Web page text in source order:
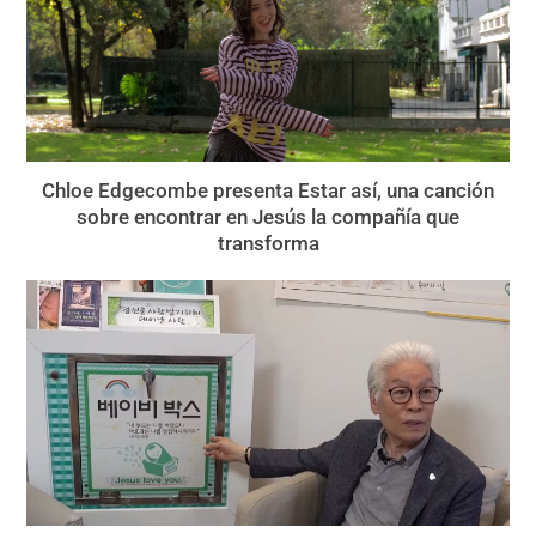
Chloe Edgecombe presenta Estar así, una canción
sobre encontrar en Jesús la compañía que
transforma